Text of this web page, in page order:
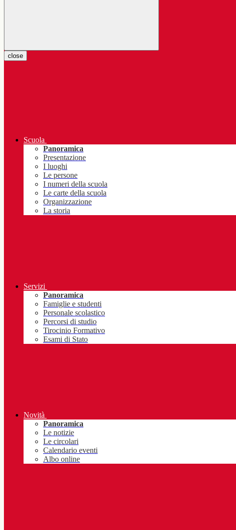
close
Scuola
Panoramica
Presentazione
I luoghi
Le persone
I numeri della scuola
Le carte della scuola
Organizzazione
La storia
Servizi
Panoramica
Famiglie e studenti
Personale scolastico
Percorsi di studio
Tirocinio Formativo
Esami di Stato
Novità
Panoramica
Le notizie
Le circolari
Calendario eventi
Albo online